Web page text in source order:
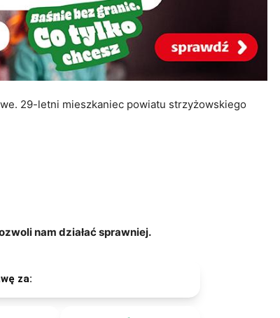
29-letni mieszkaniec powiatu strzyżowskiego
nam działać sprawniej.
za: